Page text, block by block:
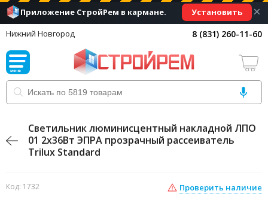
Приложение СтройРем в кармане. Установить ×
Нижний Новгород 8 (831) 260-11-60
Светильник люминисцентный накладной ЛПО
01 2х36Вт ЭПРА прозрачный рассеиватель
Trilux Standard
Код: 1732 Проверить наличие